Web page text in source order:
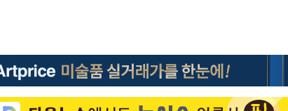
기·강원 많은 비[내일날씨]
조 투자…"AI 메모리 수요 선제 대
제르바이잔 투란VC 입단